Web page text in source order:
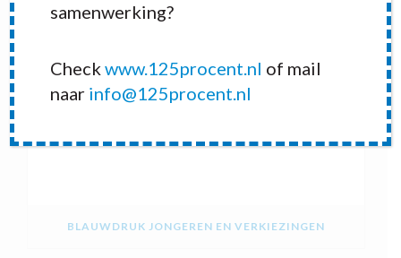
BLAUWDRUK JONGEREN EN VERKIEZINGEN
samenwerking?
Checkwww.125procent.nl of mail
naar info@125procent.nl